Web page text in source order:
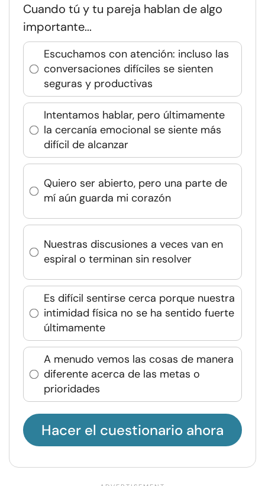
Cuando tú y tu pareja hablan de algo
importante...
Escuchamos con atención: incluso las
conversaciones difíciles se sienten
seguras y productivas
Intentamos hablar, pero últimamente
la cercanía emocional se siente más
difícil de alcanzar
Quiero ser abierto, pero una parte de
mí aún guarda mi corazón
Nuestras discusiones a veces van en
espiral o terminan sin resolver
Es difícil sentirse cerca porque nuestra
intimidad física no se ha sentido fuerte
últimamente
A menudo vemos las cosas de manera
diferente acerca de las metas o
prioridades
Hacer el cuestionario ahora